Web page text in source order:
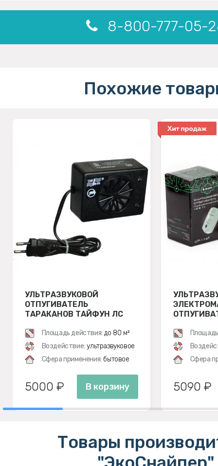
8-800-777-05-
Похожие
УЛЬТРАЗВУКОВОЙ
ОТПУГИВАТЕЛЬ
ТАРАКАНОВ ТАЙФУН ЛС
Площадь действия: до 80 м²
Воздействие: ультразвуковое
Сфера применения: бытовое
5000 ₽ В корзину
Сфера
5090 ₽
Товары